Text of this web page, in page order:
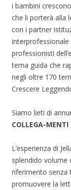
i bambini
che li porterà alla
con i partner
professionisti
tema guida che
negli oltre 170
Crescere
Siamo lieti di
COLLEGA-MENTI
L’esperienza di
splendido volume
riferimento senza
promuovere la